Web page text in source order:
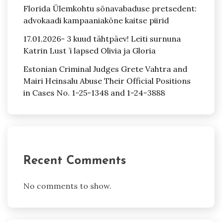
Florida Ülemkohtu sõnavabaduse pretsedent:
advokaadi kampaaniakõne kaitse piirid
17.01.2026- 3 kuud tähtpäev! Leiti surnuna
Katrin Lust ’i lapsed Olivia ja Gloria
Estonian Criminal Judges Grete Vahtra and
Mairi Heinsalu Abuse Their Official Positions
in Cases No. 1-25-1348 and 1-24-3888
Recent Comments
No comments to show.